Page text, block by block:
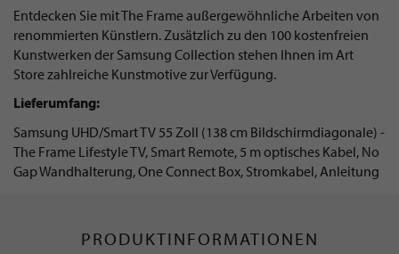
Entdecken Sie mit The Frame außergewöhnliche Arbeiten von
renommierten Künstlern. Zusätzlich zu den 100 kostenfreien
Kunstwerken der Samsung Collection stehen Ihnen im Art
Store zahlreiche Kunstmotive zur Verfügung.
Lieferumfang:
Samsung UHD/Smart TV 55 Zoll (138 cm Bildschirmdiagonale) -
The Frame Lifestyle TV, Smart Remote, 5 m optisches Kabel, No
Gap Wandhalterung, One Connect Box, Stromkabel, Anleitung
PRODUKTINFORMATIONEN